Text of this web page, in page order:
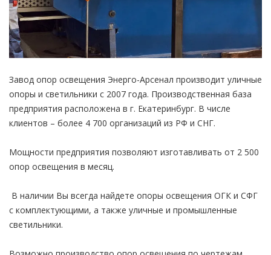
Завод опор освещения Энерго-Арсенал производит уличные
опоры и светильники с 2007 года. Производственная база
предприятия расположена в г. Екатеринбург. В числе
клиентов – более 4 700 организаций из РФ и СНГ.
Мощности предприятия позволяют изготавливать от 2 500
опор освещения в месяц.
В наличии Вы всегда найдете опоры освещения ОГК и СФГ
с комплектующими, а также уличные и промышленные
светильники.